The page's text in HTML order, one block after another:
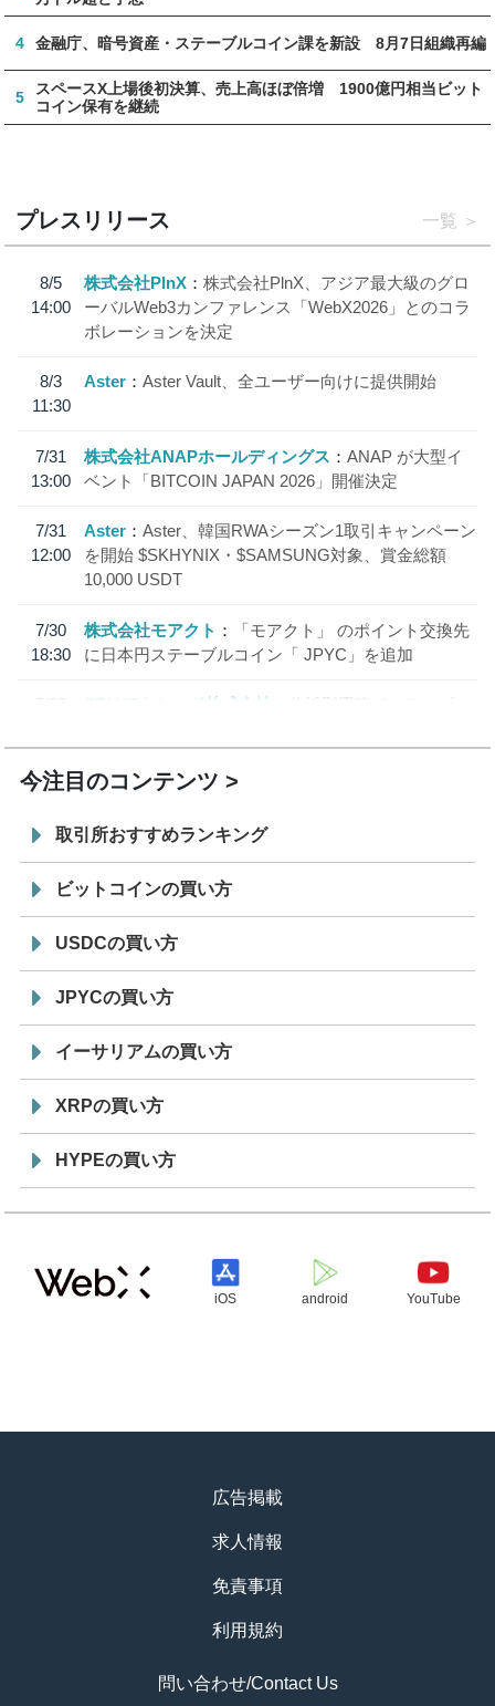
4 金融庁、暗号資産・ステーブルコイン課を新設 8月7日組織再編
5
スペースX上場後初決算、売上高ほぼ倍増 1900億円相当ビット
コイン保有を継続
プレスリリース 一覧
8/5
14:00
株式会社PlnX
株式会社PlnX、アジア最大級のグロ
ーバルWeb3カンファレンス「WebX2026」とのコラ
ボレーションを決定
8/3
11:30
Aster Aster Vault、全ユーザー向けに提供開始
7/31
13:00
株式会社ANAPホールディングス
ANAP が大型イ
ベント「BITCOIN JAPAN 2026」開催決定
7/31
12:00
Aster
Aster、韓国RWAシーズン1取引キャンペーン
を開始 $SKHYNIX・$SAMSUNG対象、賞金総額
10,000 USDT
7/30
18:30
株式会社モアクト
「モアクト」 のポイント交換先
に日本円ステーブルコイン「 JPYC」を追加
7/29
SBI VCトレード株式会社
信託型円建てステーブル
今注目のコンテンツ
取引所おすすめランキング
ビットコインの買い方
USDCの買い方
JPYCの買い方
イーサリアムの買い方
XRPの買い方
HYPEの買い方
iOS android YouTube
広告掲載
求人情報
免責事項
利用規約
問い合わせ/Contact Us